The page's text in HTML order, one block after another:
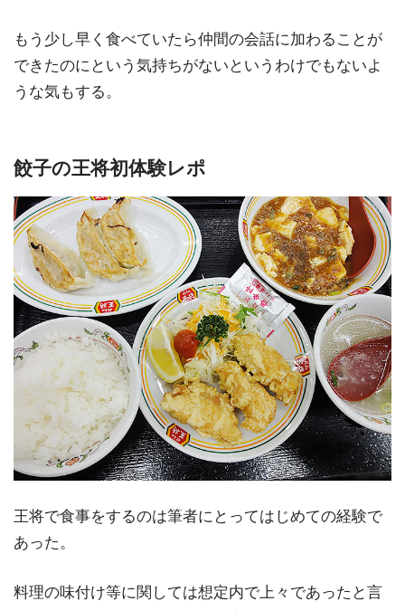
もう少し早く食べていたら仲間の会話に加わることが
できたのにという気持ちがないというわけでもないよ
うな気もする。
餃子の王将初体験レポ
王将で食事をするのは筆者にとってはじめての経験で
あった。
料理の味付け等に関しては想定内で上々であったと言